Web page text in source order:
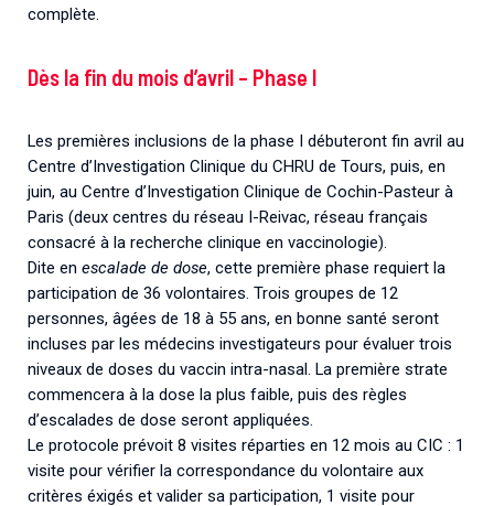
complète.
Dès la fin du mois d’avril – Phase I
Les premières inclusions de la phase I débuteront fin avril au
Centre d’Investigation Clinique du CHRU de Tours, puis, en
juin, au Centre d’Investigation Clinique de Cochin-Pasteur à
Paris (deux centres du réseau I-Reivac, réseau français
consacré à la recherche clinique en vaccinologie).
Dite en escalade de dose, cette première phase requiert la
participation de 36 volontaires. Trois groupes de 12
personnes, âgées de 18 à 55 ans, en bonne santé seront
incluses par les médecins investigateurs pour évaluer trois
niveaux de doses du vaccin intra-nasal. La première strate
commencera à la dose la plus faible, puis des règles
d’escalades de dose seront appliquées.
Le protocole prévoit 8 visites réparties en 12 mois au CIC : 1
visite pour vérifier la correspondance du volontaire aux
critères éxigés et valider sa participation, 1 visite pour